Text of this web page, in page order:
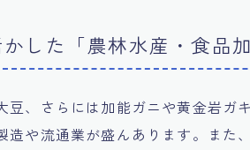
した「農林水産・食品加
豆、さらには加能ガニや黄金岩ガ
造や流通業が盛んあります。また